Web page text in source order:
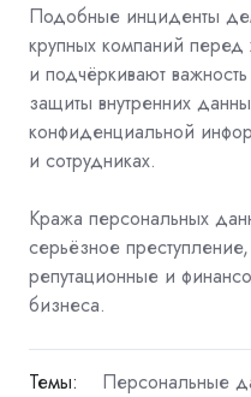
Подобные инциденты
крупных компаний
и подчёркивают
защиты внутренних
конфиденциальной
и сотрудниках.
Кража персональных
серьёзное
репутационные и
бизнеса.
Темы:
Персональные